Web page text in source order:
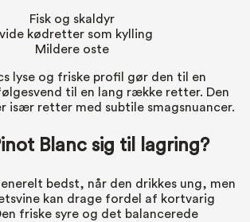
Fisk og skaldyr
kødretter som kylling
Mildere oste
lyse og friske profil gør den til en
til en lang række retter. Den
især retter med subtile smagsnuancer.
Blanc sig til lagring?
bedst, når den drikkes ung, men
kan drage fordel af kortvarig
friske syre og det balancerede